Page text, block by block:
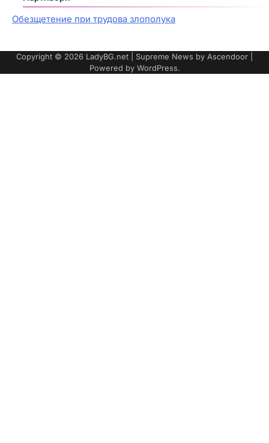
Обезщетение при трудова злополука
Copyright © 2026 LadyBG.net | Supreme News by Ascendoor
Powered by WordPress.